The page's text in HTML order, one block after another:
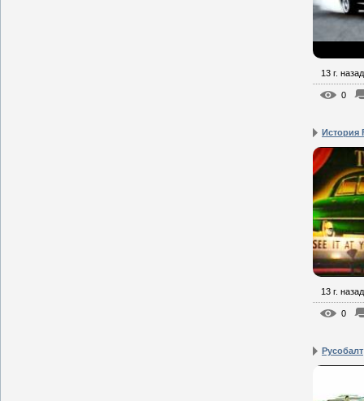
13 г. назад
0
История
13 г. назад
0
Русобалт